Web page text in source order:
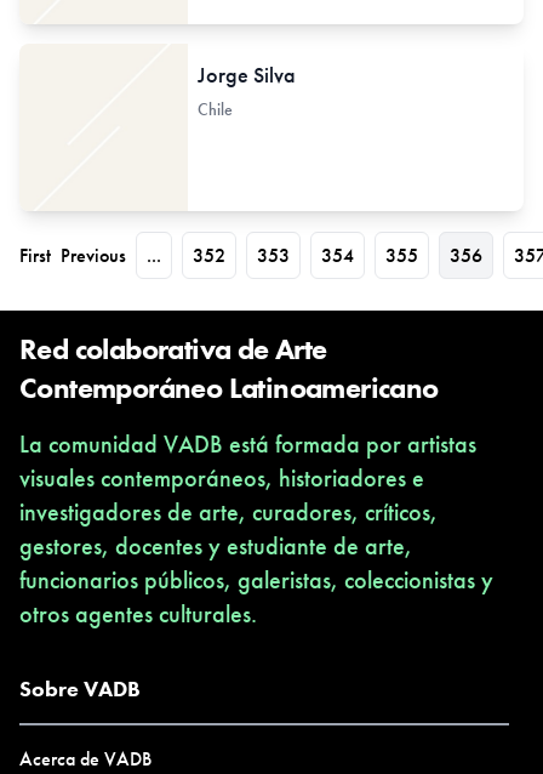
Jorge Silva
Chile
First Previous ... 352 353 354 355 356
Red colaborativa de Arte
Contemporáneo Latinoamericano
La comunidad VADB está formada por artistas
visuales contemporáneos, historiadores e
investigadores de arte, curadores, críticos,
gestores, docentes y estudiante de arte,
funcionarios públicos, galeristas, coleccionistas y
otros agentes culturales.
Sobre VADB
Acerca de VADB